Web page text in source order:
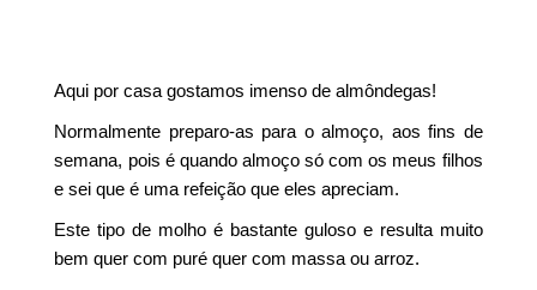
Aqui por casa gostamos imenso de almôndegas!
Normalmente preparo-as para o almoço, aos fins de
semana, pois é quando almoço só com os meus filhos
e sei que é uma refeição que eles apreciam.
Este tipo de molho é bastante guloso e resulta muito
bem quer com puré quer com massa ou arroz.